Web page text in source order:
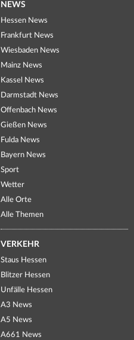
NEWS
Hessen News
Frankfurt News
Wiesbaden News
Mainz News
Kassel News
Darmstadt News
Offenbach News
Gießen News
Fulda News
Bayern News
Sport
Wetter
Alle Orte
Alle Themen
VERKEHR
Staus Hessen
Blitzer Hessen
Unfälle Hessen
A3 News
A5 News
A661 News